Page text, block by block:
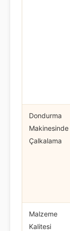
Dondurma
Makinesinde
Çalkalama
Malzeme
Kalitesi